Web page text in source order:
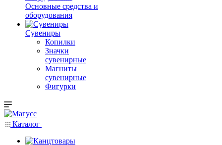
Основные средства и
оборудования
Сувениры
Копилки
Значки
сувенирные
Магниты
сувенирные
Фигурки
Каталог